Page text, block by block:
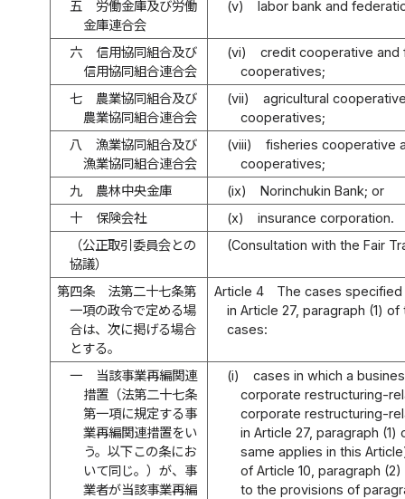
五
労働金庫及び労働
金庫連合会
(v) labor bank and
六
信用協同組合及び
信用協同組合連合会
(vi)
credit cooperative
cooperatives;
七
農業協同組合及び
農業協同組合連合会
(vii)
agricultural
cooperatives;
八
漁業協同組合及び
漁業協同組合連合会
(viii)
fisheries cooperative
cooperatives;
九
農林中央金庫 (ix)
Norinchukin Bank; or
十
保険会社 (x)
insurance corporation.
（公正取引委員会との
協議）
(Consultation with the Fair
第四条
法第二十七条第
一項の政令で定める場
合は、次に掲げる場合
とする。
Article 4
The cases
in Article 27, paragraph (1)
cases:
一
当該事業再編関連
措置（法第二十七条
第一項に規定する事
業再編関連措置をい
う。以下この条にお
いて同じ。）が、事
業者が当該事業再編
(i)
cases in which a
corporate restructuring-
corporate restructuring-
in Article 27, paragraph
same applies in this
of Article 10, paragraph
to the provisions of